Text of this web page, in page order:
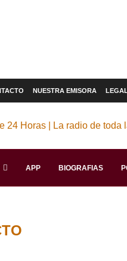
NUESTRA EMISORA LEGAL
APP BIOGRAFIAS